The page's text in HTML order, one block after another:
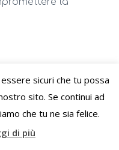
Il suo
non da te, e
che i prezzi
anno fa!
sicuri che tu possa
sito. Se continui ad
che tu ne sia felice.
di più